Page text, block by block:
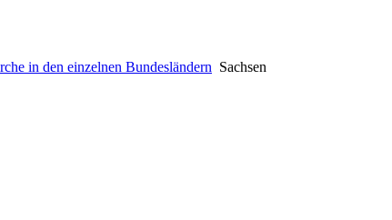
in den einzelnen Bundesländern Sachsen